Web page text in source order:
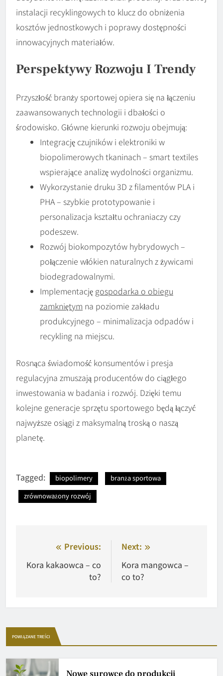
instalacji recyklingowych to klucz do obniżenia
kosztów jednostkowych i poprawy dostępności
innowacyjnych materiałów.
Perspektywy Rozwoju I Trendy
Przyszłość branży sportowej opiera się na łączeniu
zaawansowanych technologii i dbałości o
środowisko. Główne kierunki rozwoju obejmują:
Integrację czujników i elektroniki w
biopolimerowych tkaninach – smart textiles
wspierające analizę wydolności organizmu.
Wykorzystanie druku 3D z filamentów PLA i
PHA – szybkie prototypowanie i
personalizacja kształtu ochraniaczy czy
podeszew.
Rozwój biokompozytów hybrydowych –
połączenie włókien naturalnych z żywicami
biodegradowalnymi.
Implementację gospodarka o obiegu
zamkniętym na poziomie zakładu
produkcyjnego – minimalizacja odpadów i
recykling na miejscu.
Rosnąca świadomość konsumentów i presja
regulacyjna zmuszają producentów do ciągłego
inwestowania w badania i rozwój. Dzięki temu
kolejne generacje sprzętu sportowego będą łączyć
najwyższe osiągi z maksymalną troską o naszą
planetę.
Tagged: biopolimery
branża sportowa
zrównoważony rozwój
Nawigacja
wpisu
Previous:
Kora kakaowca – co
to?
Next:
Kora mangowca –
co to?
POWIĄZANE TREŚCI